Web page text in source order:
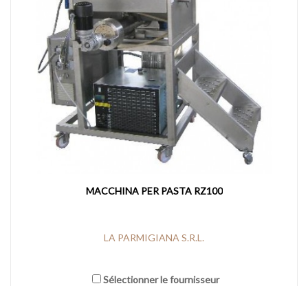
MACCHINA PER PASTA RZ100
LA PARMIGIANA S.R.L.
Sélectionner le fournisseur